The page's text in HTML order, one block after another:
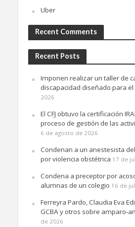
Uber
Recent Comments
Recent Posts
Imponen realizar un taller de
discapacidad diseñado para el
2026
El CFJ obtuvo la certificación
proceso de gestión de las
6 de agosto de 2026
Condenan a un anestesista
por violencia obstétrica 17 de
Condena a preceptor por
alumnas de un colegio 16 de
Ferreyra Pardo, Claudia Eva
GCBA y otros sobre amparo-
de 2026